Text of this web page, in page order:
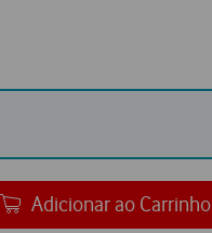
Adicionar ao Carrinho